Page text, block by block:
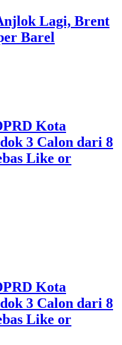
Lagi, Brent
Barel
Kota
3 Calon dari 8
Like or
Kota
3 Calon dari 8
Like or